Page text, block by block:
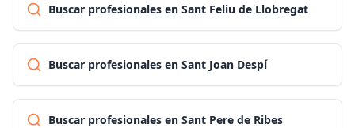
Buscar profesionales en Sant Feliu de Llobregat
Buscar profesionales en Sant Joan Despí
Buscar profesionales en Sant Pere de Ribes